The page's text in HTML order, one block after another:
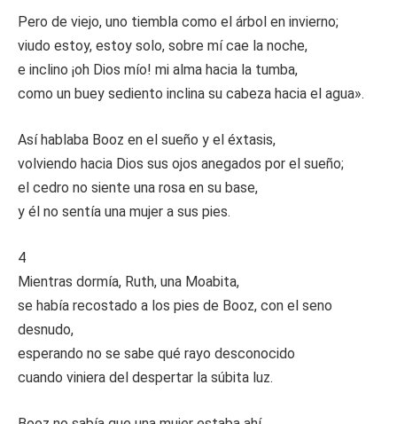
Pero de viejo, uno tiembla como el árbol en invierno;
viudo estoy, estoy solo, sobre mí cae la noche,
e inclino ¡oh Dios mío! mi alma hacia la tumba,
como un buey sediento inclina su cabeza hacia el agua».
Así hablaba Booz en el sueño y el éxtasis,
volviendo hacia Dios sus ojos anegados por el sueño;
el cedro no siente una rosa en su base,
y él no sentía una mujer a sus pies.
4
Mientras dormía, Ruth, una Moabita,
se había recostado a los pies de Booz, con el seno
desnudo,
esperando no se sabe qué rayo desconocido
cuando viniera del despertar la súbita luz.